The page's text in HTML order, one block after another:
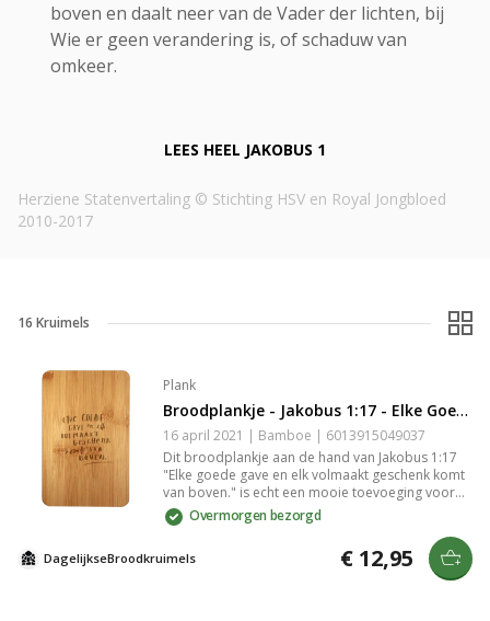
boven en daalt neer van de Vader der lichten, bij
Wie er geen verandering is, of schaduw van
omkeer.
LEES HEEL JAKOBUS 1
Herziene Statenvertaling © Stichting HSV en Royal Jongbloed
2010-2017
16 Kruimels
Plank
Broodplankje - Jakobus 1:17 - Elke Goede Gave
16 april 2021 | Bamboe | 6013915049037
Dit broodplankje aan de hand van Jakobus 1:17
"Elke goede gave en elk volmaakt geschenk komt
van boven." is echt een mooie toevoeging voor
op jouw (ontbijt)tafel. Het behandelde bamboe
heeft een warme kleur die in ieder interieur past.
De tekst is diep in het hout gegraveerd waardoor
hij mooi afsteekt tegen de houtkleur en slijtvast is.
Op de achterzijde van de plank is het logo van
Overmorgen bezorgd
DagelijkseBroodkruimels € 12,95